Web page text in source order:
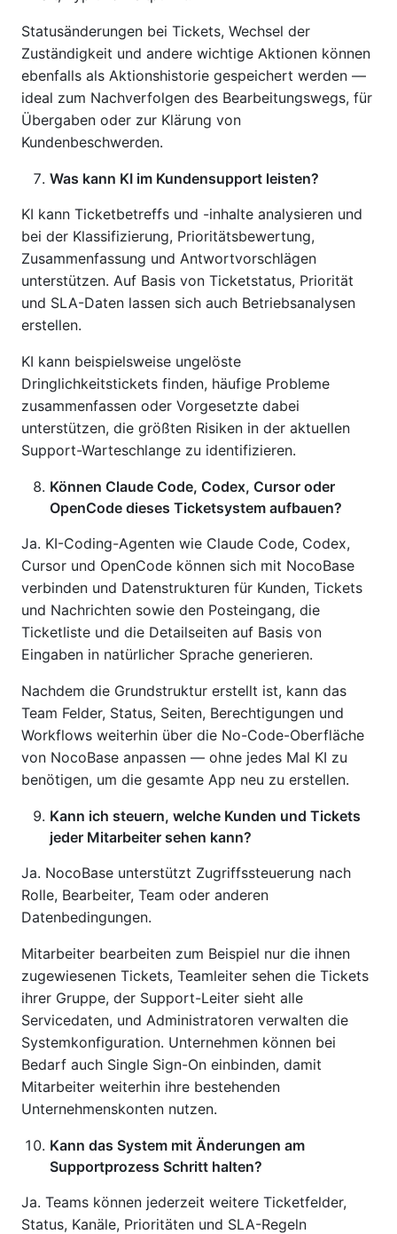
Statusänderungen bei Tickets, Wechsel der
Zuständigkeit und andere wichtige Aktionen können
ebenfalls als Aktionshistorie gespeichert werden —
ideal zum Nachverfolgen des Bearbeitungswegs, für
Übergaben oder zur Klärung von
Kundenbeschwerden.
Was kann KI im Kundensupport leisten?
KI kann Ticketbetreffs und -inhalte analysieren und
bei der Klassifizierung, Prioritätsbewertung,
Zusammenfassung und Antwortvorschlägen
unterstützen. Auf Basis von Ticketstatus, Priorität
und SLA-Daten lassen sich auch Betriebsanalysen
erstellen.
KI kann beispielsweise ungelöste
Dringlichkeitstickets finden, häufige Probleme
zusammenfassen oder Vorgesetzte dabei
unterstützen, die größten Risiken in der aktuellen
Support-Warteschlange zu identifizieren.
Können Claude Code, Codex, Cursor oder
OpenCode dieses Ticketsystem aufbauen?
Ja. KI-Coding-Agenten wie Claude Code, Codex,
Cursor und OpenCode können sich mit NocoBase
verbinden und Datenstrukturen für Kunden, Tickets
und Nachrichten sowie den Posteingang, die
Ticketliste und die Detailseiten auf Basis von
Eingaben in natürlicher Sprache generieren.
Nachdem die Grundstruktur erstellt ist, kann das
Team Felder, Status, Seiten, Berechtigungen und
Workflows weiterhin über die No-Code-Oberfläche
von NocoBase anpassen — ohne jedes Mal KI zu
benötigen, um die gesamte App neu zu erstellen.
Kann ich steuern, welche Kunden und Tickets
jeder Mitarbeiter sehen kann?
Ja. NocoBase unterstützt Zugriffssteuerung nach
Rolle, Bearbeiter, Team oder anderen
Datenbedingungen.
Mitarbeiter bearbeiten zum Beispiel nur die ihnen
zugewiesenen Tickets, Teamleiter sehen die Tickets
ihrer Gruppe, der Support-Leiter sieht alle
Servicedaten, und Administratoren verwalten die
Systemkonfiguration. Unternehmen können bei
Bedarf auch Single Sign-On einbinden, damit
Mitarbeiter weiterhin ihre bestehenden
Unternehmenskonten nutzen.
Kann das System mit Änderungen am
Supportprozess Schritt halten?
Ja. Teams können jederzeit weitere Ticketfelder,
Status, Kanäle, Prioritäten und SLA-Regeln